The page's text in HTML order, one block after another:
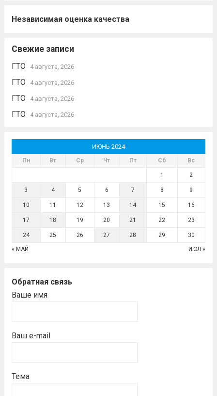
Независимая оценка качества
Свежие записи
ГТО 4 августа, 2026
ГТО 4 августа, 2026
ГТО 4 августа, 2026
ГТО 4 августа, 2026
ИЮНЬ 2024
Пн Вт Ср Чт Пт Сб Вс
1 2
3 4 5 6 7 8 9
10 11 12 13 14 15 16
17 18 19 20 21 22 23
24 25 26 27 28 29 30
« МАЙ ИЮЛ »
Обратная связь
Ваше имя
Ваш e-mail
Тема